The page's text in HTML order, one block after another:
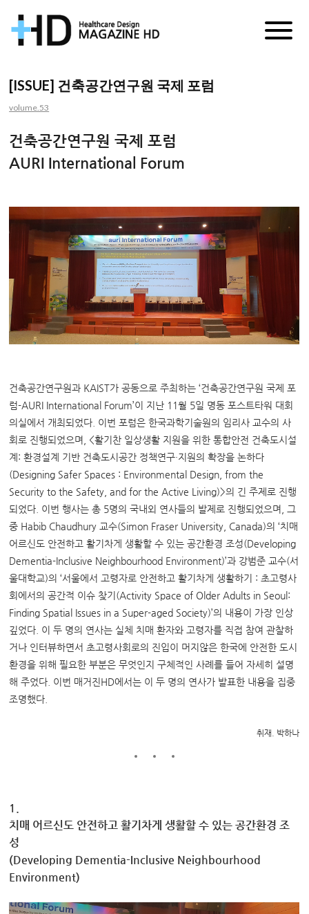
거
HD
[ISSUE] 건축공간연구원 국제 포럼
volume.53
건축공간연구원 국제 포럼
AURI International Forum
건축공간연구원과 KAIST가 공동으로 주최하는 ‘건축공간연구원 국제 포
럼-AURI International Forum’이 지난 11월 5일 명동 포스트타워 대회
의실에서 개최되었다. 이번 포럼은 한국과학기술원의 임리사 교수의 사
회로 진행되었으며, <활기찬 일상생활 지원을 위한 통합안전 건축도시설
계: 환경설계 기반 건축도시공간 정책연구·지원의 확장을 논하다
(Designing Safer Spaces : Environmental Design, from the
Security to the Safety, and for the Active Living)>의 긴 주제로 진행
되었다. 이번 행사는 총 5명의 국내외 연사들의 발제로 진행되었으며, 그
중 Habib Chaudhury 교수(Simon Fraser University, Canada)의 ‘치매
어르신도 안전하고 활기차게 생활할 수 있는 공간환경 조성(Developing
Dementia-Inclusive Neighbourhood Environment)’과 강범준 교수(서
울대학교)의 ‘서울에서 고령자로 안전하고 활기차게 생활하기 : 초고령사
회에서의 공간적 이슈 찾기(Activity Space of Older Adults in Seoul:
Finding Spatial Issues in a Super-aged Society)’의 내용이 가장 인상
깊었다. 이 두 명의 연사는 실체 치매 환자와 고령자를 직접 참여 관찰하
거나 인터뷰하면서 초고령사회로의 진입이 머지않은 한국에 안전한 도시
환경을 위해 필요한 부분은 무엇인지 구체적인 사례를 들어 자세히 설명
해 주었다. 이번 매거진HD에서는 이 두 명의 연사가 발표한 내용을 집중
조명했다.
취재. 박하나
1.
치매 어르신도 안전하고 활기차게 생활할 수 있는 공간환경 조
성
(Developing Dementia-Inclusive Neighbourhood
Environment)